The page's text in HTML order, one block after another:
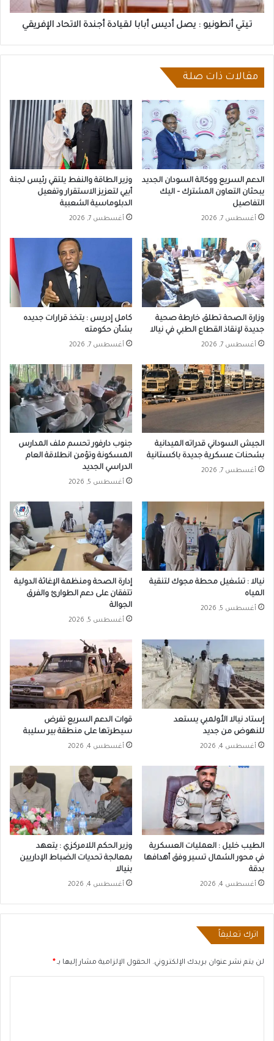
الاتحاد
الإفريقي
تيتي أنطونيو : يصل أديس أبابا لقيادة أجندة الاتحاد الإفريقي
مقالات ذات صلة
الدعم السريع ووكالة السودان الجديد
يبحثان التعاون المشترك – اليك
التفاصيل
أغسطس 7, 2026
وزير الطاقة والنفط يلتقي رئيس لجنة
أبيي لتعزيز الاستقرار وتفعيل
الدبلوماسية الشعبية
أغسطس 7, 2026
وزارة الصحة تطلق خارطة صحية
جديدة لإنقاذ القطاع الطبي في نيالا
أغسطس 7, 2026
كامل إدريس : يتخذ قرارات جديده
بشأن حكومته
أغسطس 7, 2026
الجيش السوداني قدراته الميدانية
بشحنات عسكرية جديدة باكستانية
أغسطس 7, 2026
جنوب دارفور تحسم ملف المدارس
المسكونة وتؤمن انطلاقة العام
الدراسي الجديد
أغسطس 5, 2026
نيالا : تشغيل محطة مجوك لتنقية
المياه
أغسطس 5, 2026
إدارة الصحة ومنظمة الإغاثة الدولية
تتفقان على دعم الطوارئ والفرق
الجوالة
أغسطس 5, 2026
إستاد نيالا الأولمبي يستعد
للنهوض من جديد
أغسطس 4, 2026
قوات الدعم السريع تفرض
سيطرتها على منطقة بير سليبة
أغسطس 4, 2026
الطيب خليل : العمليات العسكرية
في محور الشمال تسير وفق أهدافها
بدقة
أغسطس 4, 2026
وزير الحكم اللامركزي : يتعهد
بمعالجة تحديات الضباط الإداريين
بنيالا
أغسطس 4, 2026
اترك تعليقاً
لن يتم نشر عنوان بريدك الإلكتروني. الحقول الإلزامية مشار إليها بـ*